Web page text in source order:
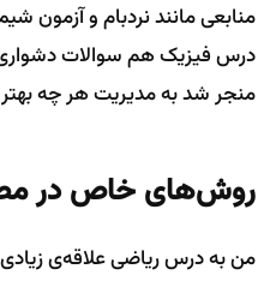
منابعی مانند نردبام و آزمون
درس فیزیک هم سوالات
منجر شد به مدیریت هر چه
روش‌های خاص در
من به درس ریاضی علاقه‌ی